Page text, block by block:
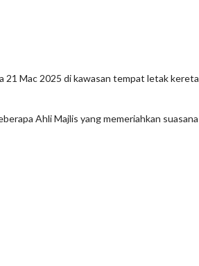
21 Mac 2025 di kawasan tempat letak kereta
Ahli Majlis yang memeriahkan suasana